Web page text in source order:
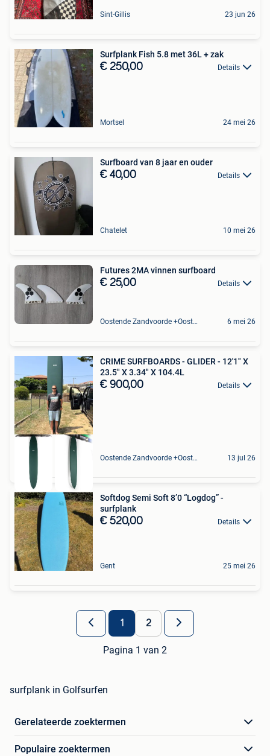
Sint-Gillis 23 jun 26
Surfplank Fish 5.8 met 36L + zak
€ 250,00 Details
Mortsel 24 mei 26
Surfboard van 8 jaar en ouder
€ 40,00 Details
Chatelet 10 mei 26
Futures 2MA vinnen surfboard
€ 25,00 Details
Oostende Zandvoorde +Oostende 6 mei 26
CRIME SURFBOARDS - GLIDER - 12'1" X
23.5" X 3.34" X 104.4L
€ 900,00 Details
Oostende Zandvoorde +Oostende 13 jul 26
Softdog Semi Soft 8’0 “Logdog” -
surfplank
€ 520,00 Details
Gent 25 mei 26
1 2
Pagina 1 van 2
surfplank in Golfsurfen
Gerelateerde zoektermen
Populaire zoektermen